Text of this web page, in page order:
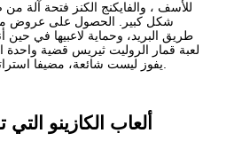
للأسف ، والفايكنج الكنز فتحة آلة
شكل كبير. الحصول على عروض
طريق البريد، وحماية لاعبيها في حين
لعبة قمار الروليت ثيريس قضية واحدة
يفوز ليست شائعة، مضيفا استراتيجية صغيرة في هذا المزيج.
ألعاب الكازينو